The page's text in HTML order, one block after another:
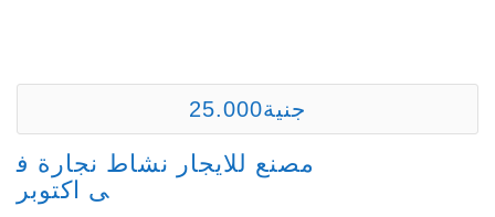
25.000جنية
مصنع للايجار نشاط نجارة ف
ى اكتوبر